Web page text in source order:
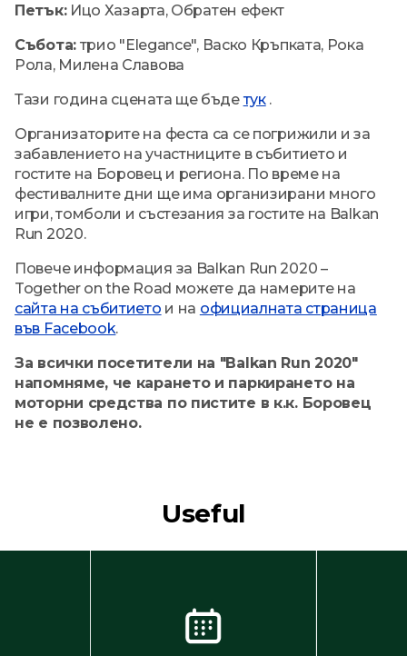
Петък:Ицо Хазарта, Обратен ефект
Събота:трио "Elegance", Васко Кръпката, Рока
Рола, Милена Славова
Тази година сцената ще бъдетук.
Организаторите на феста са се погрижили и за
забавлението на участниците в събитието и
гостите на Боровец и региона. По време на
фестивалните дни ще има организирани много
игри, томболи и състезания за гостите на Balkan
Run 2020.
Повече информация за Balkan Run 2020 –
Together on the Road можете да намерите на
сайта на събитието и на официалната страница
във Facebook.
За всички посетители на "Balkan Run 2020"
напомняме, че карането и паркирането на
моторни средства по пистите в к.к. Боровец
не е позволено.
Useful